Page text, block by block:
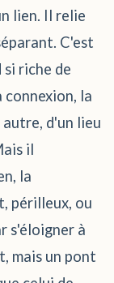
lien. Il relie
C'est
riche de
connexion, la
d'un lieu
il
la
périlleux, ou
s'éloigner à
mais un pont